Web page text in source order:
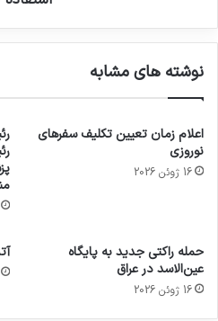
نوشته های مشابه
اعلام زمان تعیین تکلیف سفرهای
نوروزی
16 ژوئن 2026
حمله راکتی جدید به پایگاه
عین‌الاسد در عراق
16 ژوئن 2026